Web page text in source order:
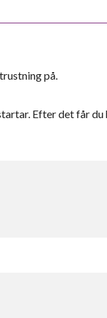
på.
Efter det får